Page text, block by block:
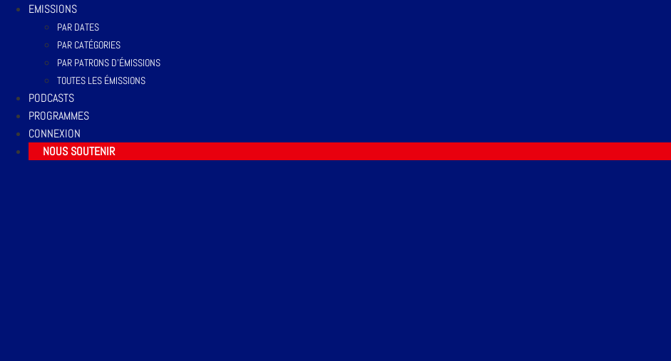
EMISSIONS
PAR DATES
PAR CATÉGORIES
PAR PATRONS D’ÉMISSIONS
TOUTES LES ÉMISSIONS
PODCASTS
PROGRAMMES
CONNEXION
NOUS SOUTENIR